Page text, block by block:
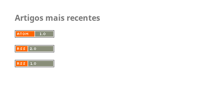
Artigos mais recentes